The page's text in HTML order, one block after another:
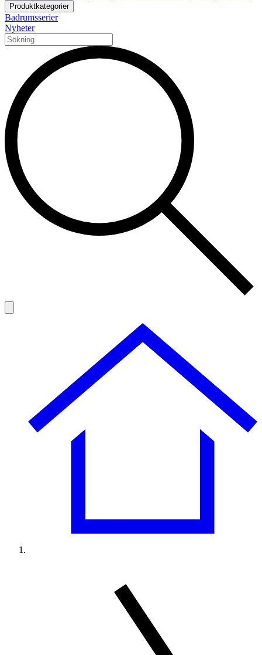
Produktkategorier
Badrumsserier
Nyheter